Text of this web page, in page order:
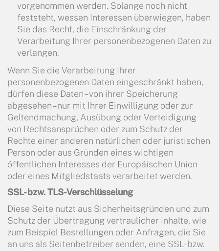
vorgenommen werden. Solange noch nicht
feststeht, wessen Interessen überwiegen, haben
Sie das Recht, die Einschränkung der
Verarbeitung Ihrer personenbezogenen Daten zu
verlangen.
Wenn Sie die Verarbeitung Ihrer
personenbezogenen Daten eingeschränkt haben,
dürfen diese Daten – von ihrer Speicherung
abgesehen – nur mit Ihrer Einwilligung oder zur
Geltendmachung, Ausübung oder Verteidigung
von Rechtsansprüchen oder zum Schutz der
Rechte einer anderen natürlichen oder juristischen
Person oder aus Gründen eines wichtigen
öffentlichen Interesses der Europäischen Union
oder eines Mitgliedstaats verarbeitet werden.
SSL- bzw. TLS-Verschlüsselung
Diese Seite nutzt aus Sicherheitsgründen und zum
Schutz der Übertragung vertraulicher Inhalte, wie
zum Beispiel Bestellungen oder Anfragen, die Sie
an uns als Seitenbetreiber senden, eine SSL- bzw.